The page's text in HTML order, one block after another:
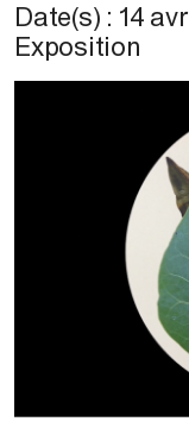
Date(s) : 14 avr
Exposition